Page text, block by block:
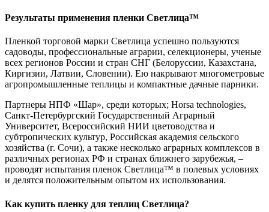
Результаты применения пленки Светлица™
Пленкой торговой марки Светлица успешно пользуются
садоводы, профессиональные аграрии, селекционеры, ученые
всех регионов России и стран СНГ (Белоруссии, Казахстана,
Киргизии, Латвии, Словении). Ею накрывают многометровые
агропромышленные теплицы и компактные дачные парники.
Партнеры НПФ «Шар», среди которых; Horsа technologies,
Санкт-Петербургский Государственный Аграрный
Университет, Всероссийский НИИ цветоводства и
субтропических культур, Российская академия сельского
хозяйства (г. Сочи), а также несколько аграрных комплексов в
различных регионах РФ и странах ближнего зарубежья, –
проводят испытания пленок Светлица™ в полевых условиях
и делятся положительным опытом их использования.
Как купить пленку для теплиц Светлица?